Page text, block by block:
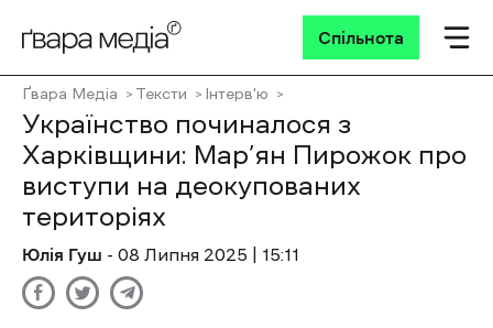
Спільнота
Ґвара Медіа Тексти Інтерв'ю
Українство починалося з
Харківщини: Мар’ян Пирожок про
виступи на деокупованих
територіях
Юлія Гуш - 08 Липня 2025 | 15:11